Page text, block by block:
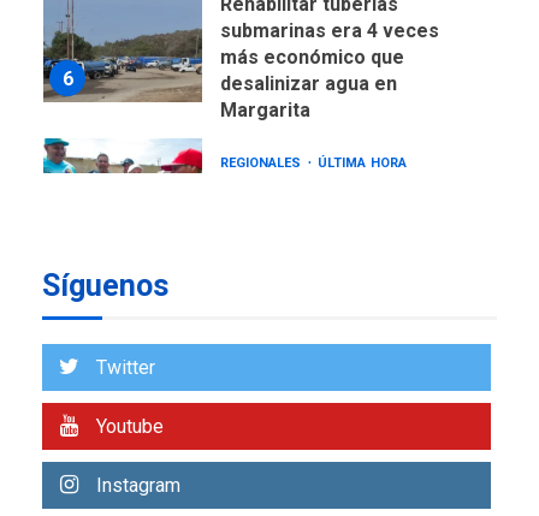
6
submarinas era 4 veces
más económico que
desalinizar agua en
Margarita
REGIONALES ÚLTIMA HORA
1
estados afectados por los
Síguenos
Twitter
Youtube
Instagram